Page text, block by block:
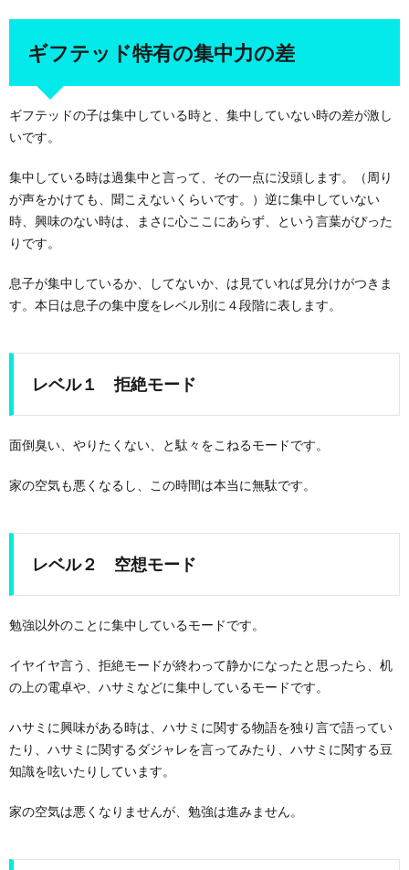
ギフテッド特有の集中力の差
ギフテッドの子は集中している時と、集中していない時の差が激し
いです。
集中している時は過集中と言って、その一点に没頭します。（周り
が声をかけても、聞こえないくらいです。）逆に集中していない
時、興味のない時は、まさに心ここにあらず、という言葉がぴった
りです。
息子が集中しているか、してないか、は見ていれば見分けがつきま
す。本日は息子の集中度をレベル別に４段階に表します。
レベル１ 拒絶モード
面倒臭い、やりたくない、と駄々をこねるモードです。
家の空気も悪くなるし、この時間は本当に無駄です。
レベル２ 空想モード
勉強以外のことに集中しているモードです。
イヤイヤ言う、拒絶モードが終わって静かになったと思ったら、机
の上の電卓や、ハサミなどに集中しているモードです。
ハサミに興味がある時は、ハサミに関する物語を独り言で語ってい
たり、ハサミに関するダジャレを言ってみたり、ハサミに関する豆
知識を呟いたりしています。
家の空気は悪くなりませんが、勉強は進みません。